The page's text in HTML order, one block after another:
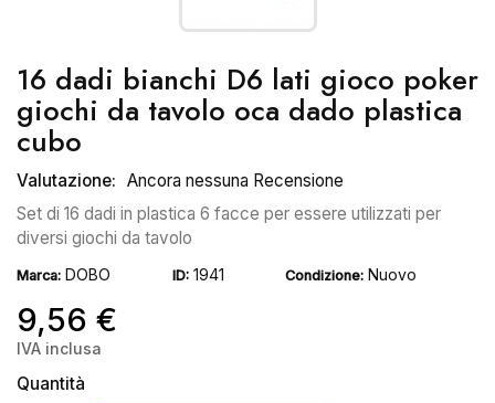
16 dadi bianchi D6 lati gioco poker
giochi da tavolo oca dado plastica
cubo
Valutazione: Ancora nessuna Recensione
Set di 16 dadi in plastica 6 facce per essere utilizzati per
diversi giochi da tavolo
Marca: DOBO ID: 1941 Condizione: Nuovo
9,56 €
IVA inclusa
Quantità